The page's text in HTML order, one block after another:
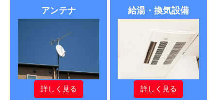
アンテナ
詳しく見る
給湯・換気設備
詳しく見る